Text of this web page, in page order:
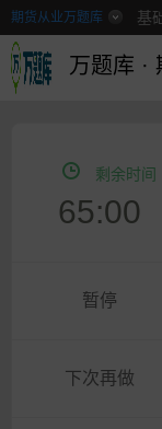
期货从业万题库 基
万题库 ·
剩余时间
65:00
暂停
下次再做